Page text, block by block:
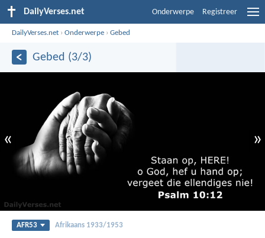
DailyVerses.net Onderwerpe Registreer
DailyVerses.net ›Onderwerpe ›Gebed
Gebed (3/3)
« »
AFR53 Afrikaans 1933/1953